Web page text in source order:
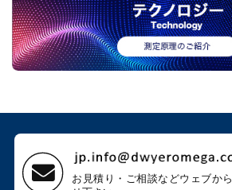
お見積り・ご相談などウェブから